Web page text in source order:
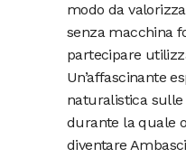
modo da
senza macchina
partecipare
Un’affascinante
naturalistica
durante la quale
diventare